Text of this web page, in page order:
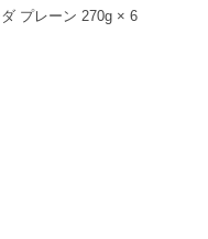
プレーン 270g × 6